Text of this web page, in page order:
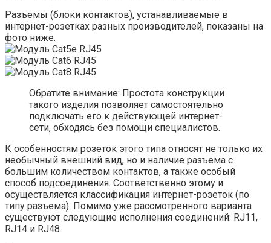
Разъемы (блоки контактов), устанавливаемые в
интернет-розетках разных производителей, показаны на
фото ниже.
Обратите внимание: Простота конструкции
такого изделия позволяет самостоятельно
подключать его к действующей интернет-
сети, обходясь без помощи специалистов.
К особенностям розеток этого типа относят не только их
необычный внешний вид, но и наличие разъема с
большим количеством контактов, а также особый
способ подсоединения. Соответственно этому и
осуществляется классификация интернет-розеток (по
типу разъема). Помимо уже рассмотренного варианта
существуют следующие исполнения соединений: RJ11,
RJ14 и RJ48.